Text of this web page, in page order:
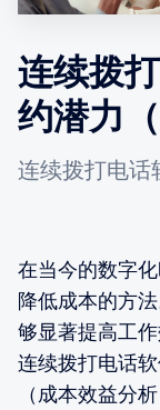
连续拨
约潜力
连续拨打电话
在当今的数字
降低成本的方
够显著提高工
连续拨打电话
（成本效益分析